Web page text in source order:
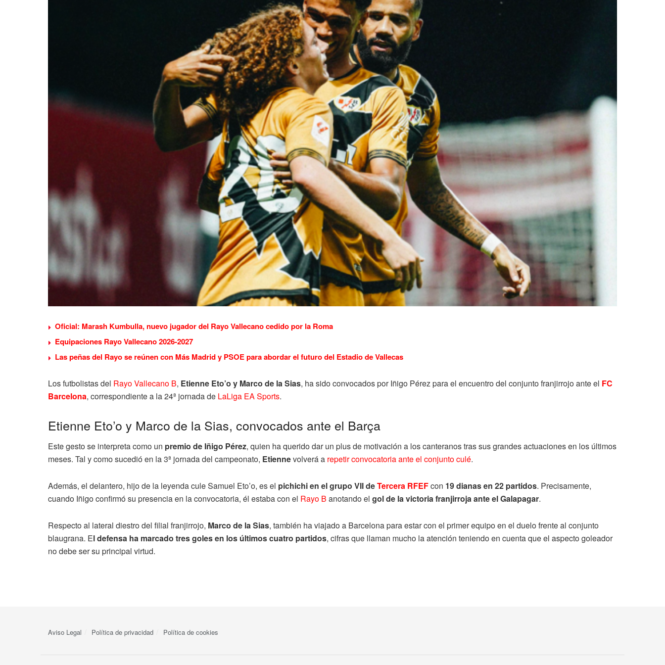
Oficial: Marash Kumbulla, nuevo jugador del Rayo Vallecano cedido por la Roma
Equipaciones Rayo Vallecano 2026-2027
Las peñas del Rayo se reúnen con Más Madrid y PSOE para abordar el futuro del Estadio de Vallecas
Los futbolistas del Rayo Vallecano B, Etienne Eto’o y Marco de la Sias, ha sido convocados por Iñigo Pérez para el encuentro del conjunto franjirrojo ante el FC
Barcelona, correspondiente a la 24ª jornada de LaLiga EA Sports.
Etienne Eto’o y Marco de la Sias, convocados ante el Barça
Este gesto se interpreta como un premio de Iñigo Pérez, quien ha querido dar un plus de motivación a los canteranos tras sus grandes actuaciones en los últimos
meses. Tal y como sucedió en la 3ª jornada del campeonato, Etiennevolverá a repetir convocatoria ante el conjunto culé.
Además, el delantero, hijo de la leyenda cule Samuel Eto’o, es el pichichien el grupo VII deTercera RFEFcon 19 dianas en 22 partidos. Precisamente,
cuando Iñigo confirmó su presencia en la convocatoria, él estaba con el Rayo B anotando el gol de la victoria franjirroja ante el Galapagar.
Respecto al lateral diestro del filial franjirrojo, Marco de la Sias, también ha viajado a Barcelona para estar con el primer equipo en el duelo frente al conjunto
blaugrana. El defensa ha marcado tres goles en los últimos cuatro partidos, cifras que llaman mucho la atención teniendo en cuenta que el aspecto goleador
no debe ser su principal virtud.
Aviso Legal Política de privacidad Política de cookies